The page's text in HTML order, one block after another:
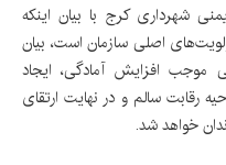
شهرداری کرج با بیان اینکه
اصلی سازمان است، بیان
موجب افزایش آمادگی، ایجاد
رقابت سالم و در نهایت ارتقای
خواهد شد.